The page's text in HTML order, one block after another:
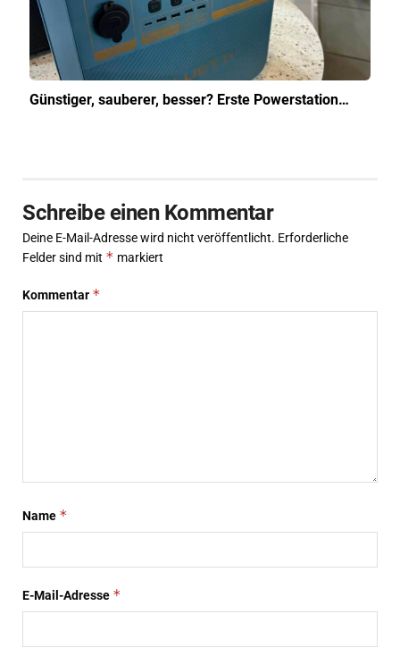
Günstiger, sauberer, besser? Erste Powerstation…
Schreibe einen Kommentar
Deine E-Mail-Adresse wird nicht veröffentlicht. Erforderliche
Felder sind mit * markiert
Kommentar *
Name *
E-Mail-Adresse *